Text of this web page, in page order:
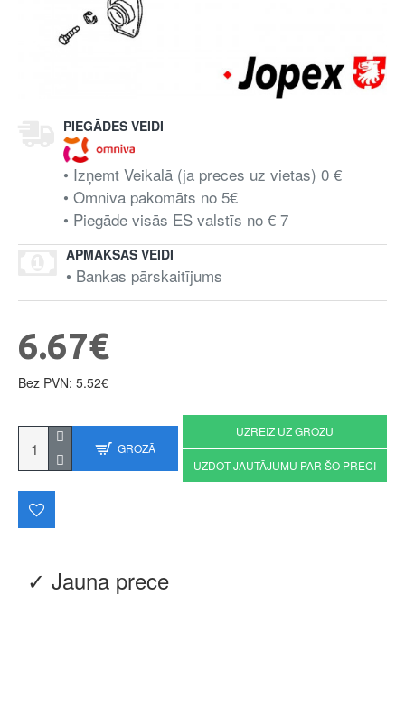
PIEGĀDES VEIDI
• Izņemt Veikalā (ja preces uz vietas) 0 €
• Omniva pakomāts no 5€
• Piegāde visās ES valstīs no € 7
APMAKSAS VEIDI
• Bankas pārskaitījums
✓ Jauna prece
6.67€
Bez PVN: 5.52€
GROZĀ
UZREIZ UZ GROZU
UZDOT JAUTĀJUMU PAR ŠO PRECI